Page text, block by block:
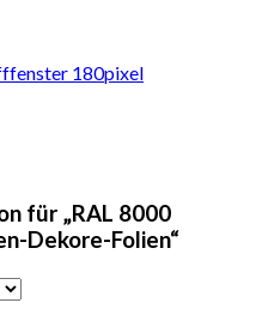
für „RAL 8000
Dekore-Folien“